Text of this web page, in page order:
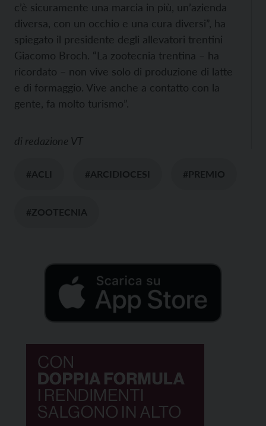
c’è sicuramente una marcia in più, un’azienda
diversa, con un occhio e una cura diversi”, ha
spiegato il presidente degli allevatori trentini
Giacomo Broch. “La zootecnia trentina – ha
ricordato – non vive solo di produzione di latte
e di formaggio. Vive anche a contatto con la
gente, fa molto turismo”.
di redazione VT
#ACLI #ARCIDIOCESI #PREMIO
#ZOOTECNIA